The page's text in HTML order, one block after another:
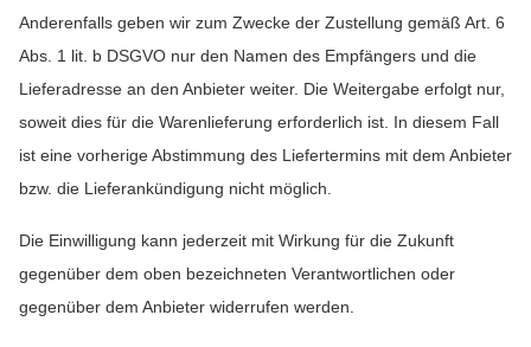
Anderenfalls geben wir zum Zwecke der Zustellung gemäß Art. 6
Abs. 1 lit. b DSGVO nur den Namen des Empfängers und die
Lieferadresse an den Anbieter weiter. Die Weitergabe erfolgt nur,
soweit dies für die Warenlieferung erforderlich ist. In diesem Fall
ist eine vorherige Abstimmung des Liefertermins mit dem Anbieter
bzw. die Lieferankündigung nicht möglich.
Die Einwilligung kann jederzeit mit Wirkung für die Zukunft
gegenüber dem oben bezeichneten Verantwortlichen oder
gegenüber dem Anbieter widerrufen werden.